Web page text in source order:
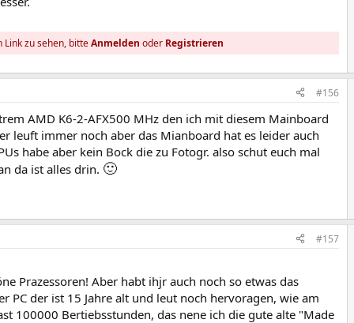
Link zu sehen, bitteAnmelden oder Registrieren
#156
AMD K6-2-AFX500 MHz den ich mit diesem Mainboard
leuft immer noch aber das Mianboard hat es leider auch
habe aber kein Bock die zu Fotogr. also schut euch mal
da ist alles drin. 🙂
#157
Prazessoren! Aber habt ihjr auch noch so etwas das
PC der ist 15 Jahre alt und leut noch hervoragen, wie am
100000 Bertiebsstunden, das nene ich die gute alte "Made